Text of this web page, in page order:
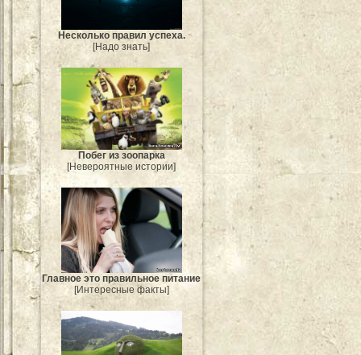
Несколько правил успеха.
[Надо знать]
Побег из зоопарка
[Невероятные истории]
Главное это правильное питание
[Интересные факты]